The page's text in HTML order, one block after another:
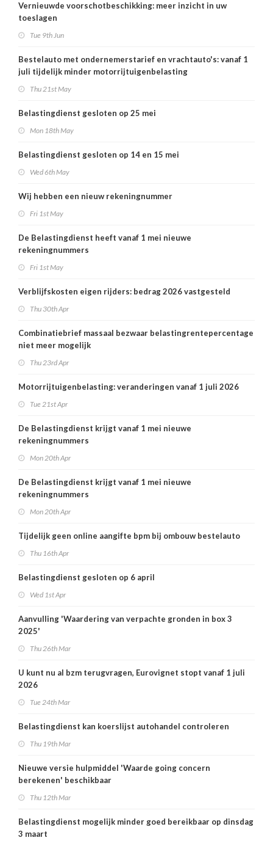
Vernieuwde voorschotbeschikking: meer inzicht in uw
toeslagen
Tue 9th Jun
Bestelauto met ondernemerstarief en vrachtauto's: vanaf 1
juli tijdelijk minder motorrijtuigenbelasting
Thu 21st May
Belastingdienst gesloten op 25 mei
Mon 18th May
Belastingdienst gesloten op 14 en 15 mei
Wed 6th May
Wij hebben een nieuw rekeningnummer
Fri 1st May
De Belastingdienst heeft vanaf 1 mei nieuwe
rekeningnummers
Fri 1st May
Verblijfskosten eigen rijders: bedrag 2026 vastgesteld
Thu 30th Apr
Combinatiebrief massaal bezwaar belastingrentepercentage
niet meer mogelijk
Thu 23rd Apr
Motorrijtuigenbelasting: veranderingen vanaf 1 juli 2026
Tue 21st Apr
De Belastingdienst krijgt vanaf 1 mei nieuwe
rekeningnummers
Mon 20th Apr
De Belastingdienst krijgt vanaf 1 mei nieuwe
rekeningnummers
Mon 20th Apr
Tijdelijk geen online aangifte bpm bij ombouw bestelauto
Thu 16th Apr
Belastingdienst gesloten op 6 april
Wed 1st Apr
Aanvulling 'Waardering van verpachte gronden in box 3
2025'
Thu 26th Mar
U kunt nu al bzm terugvragen, Eurovignet stopt vanaf 1 juli
2026
Tue 24th Mar
Belastingdienst kan koerslijst autohandel controleren
Thu 19th Mar
Nieuwe versie hulpmiddel 'Waarde going concern
berekenen' beschikbaar
Thu 12th Mar
Belastingdienst mogelijk minder goed bereikbaar op dinsdag
3 maart